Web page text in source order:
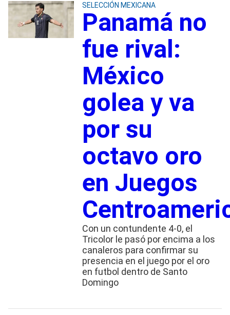
SELECCIÓN MEXICANA
Panamá no
fue rival:
México
golea y va
por su
octavo oro
en Juegos
Con un contundente 4-0, el
Tricolor le pasó por encima a los
canaleros para confirmar su
presencia en el juego por el oro
en futbol dentro de Santo
Domingo